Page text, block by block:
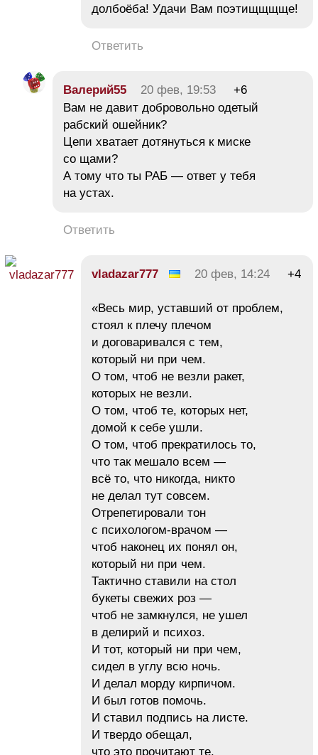
долбоёба! Удачи Вам поэтищщщще!
Ответить
Валерий55 20 фев, 19:53
+6
Вам не давит добровольно одетый
рабский ошейник?
Цепи хватает дотянуться к миске
со щами?
А тому что ты РАБ — ответ у тебя
на устах.
Ответить
vladazar777 20 фев, 14:24 +4
«Весь мир, уставший от проблем,
стоял к плечу плечом
и договаривался с тем,
который ни при чем.
О том, чтоб не везли ракет,
которых не везли.
О том, чтоб те, которых нет,
домой к себе ушли.
О том, чтоб прекратилось то,
что так мешало всем —
всё то, что никогда, никто
не делал тут совсем.
Отрепетировали тон
с психологом-врачом —
чтоб наконец их понял он,
который ни при чем.
Тактично ставили на стол
букеты свежих роз —
чтоб не замкнулся, не ушел
в делирий и психоз.
И тот, который ни при чем,
сидел в углу всю ночь.
И делал морду кирпичом.
И был готов помочь.
И ставил подпись на листе.
И твердо обещал,
что это прочитают те,